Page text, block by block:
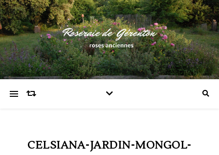
CELSIANA-JARDIN-MONGOL-